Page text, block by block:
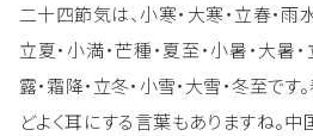
二十四節気は、小寒・大寒・立春・雨
立夏・小満・芒種・夏至・小暑・大暑
露・霜降・立冬・小雪・大雪・冬至で
どよく耳にする言葉もありますね。